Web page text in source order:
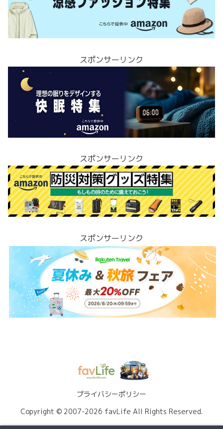
スポンサーリンク
スポンサーリンク
スポンサーリンク
プライバシーポリシー
Copyright © 2007-2026 favLife All Rights Reserved.